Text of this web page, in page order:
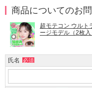
商品についてのお
超モテコン ウルト
ージモデル（2枚入
氏名 必須